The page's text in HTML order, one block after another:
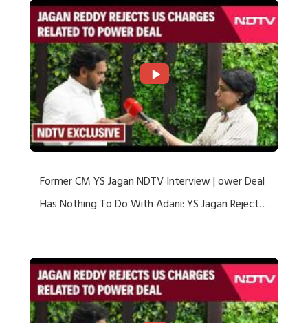
Former CM YS Jagan NDTV Interview | ower Deal
Has Nothing To Do With Adani: YS Jagan Rejects